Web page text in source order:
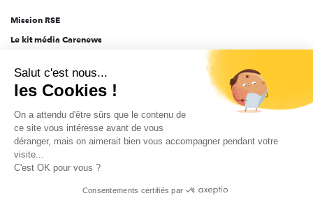
Mission RSE
Le kit média Carenews
AEF info
Novethic
PRODURABLE
Inclusiv Day
Données personnelles Mentions légales 2025-2026 Tout droits réservés
Salut c'est nous...
les Cookies !
On a attendu d'être sûrs que le contenu de
ce site vous intéresse avant de vous
déranger, mais on aimerait bien vous accompagner pendant votre
visite...
C'est OK pour vous ?
Consentements certifiés par